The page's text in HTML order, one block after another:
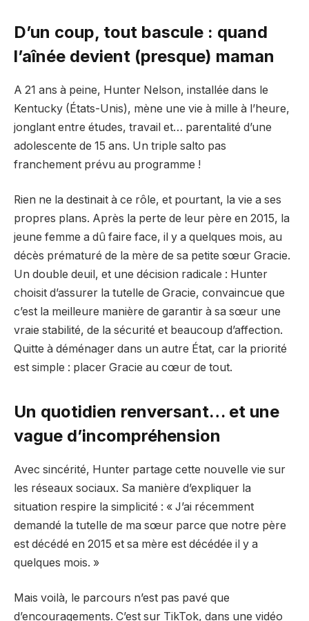
D’un coup, tout bascule : quand
l’aînée devient (presque) maman
A 21 ans à peine, Hunter Nelson, installée dans le
Kentucky (États-Unis), mène une vie à mille à l’heure,
jonglant entre études, travail et… parentalité d’une
adolescente de 15 ans. Un triple salto pas
franchement prévu au programme !
Rien ne la destinait à ce rôle, et pourtant, la vie a ses
propres plans. Après la perte de leur père en 2015, la
jeune femme a dû faire face, il y a quelques mois, au
décès prématuré de la mère de sa petite sœur Gracie.
Un double deuil, et une décision radicale : Hunter
choisit d’assurer la tutelle de Gracie, convaincue que
c’est la meilleure manière de garantir à sa sœur une
vraie stabilité, de la sécurité et beaucoup d’affection.
Quitte à déménager dans un autre État, car la priorité
est simple : placer Gracie au cœur de tout.
Un quotidien renversant… et une
vague d’incompréhension
Avec sincérité, Hunter partage cette nouvelle vie sur
les réseaux sociaux. Sa manière d’expliquer la
situation respire la simplicité : « J’ai récemment
demandé la tutelle de ma sœur parce que notre père
est décédé en 2015 et sa mère est décédée il y a
quelques mois. »
Mais voilà, le parcours n’est pas pavé que
d’encouragements. C’est sur TikTok, dans une vidéo